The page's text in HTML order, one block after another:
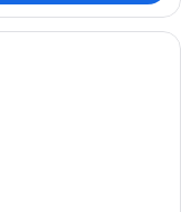
de hotel con cama,